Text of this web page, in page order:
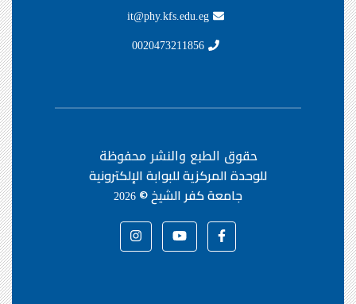
حقوق الطبع والنشر محفوظة
للوحدة المركزية للبوابة الإلكترونية
جامعة كفر الشيخ ©2026